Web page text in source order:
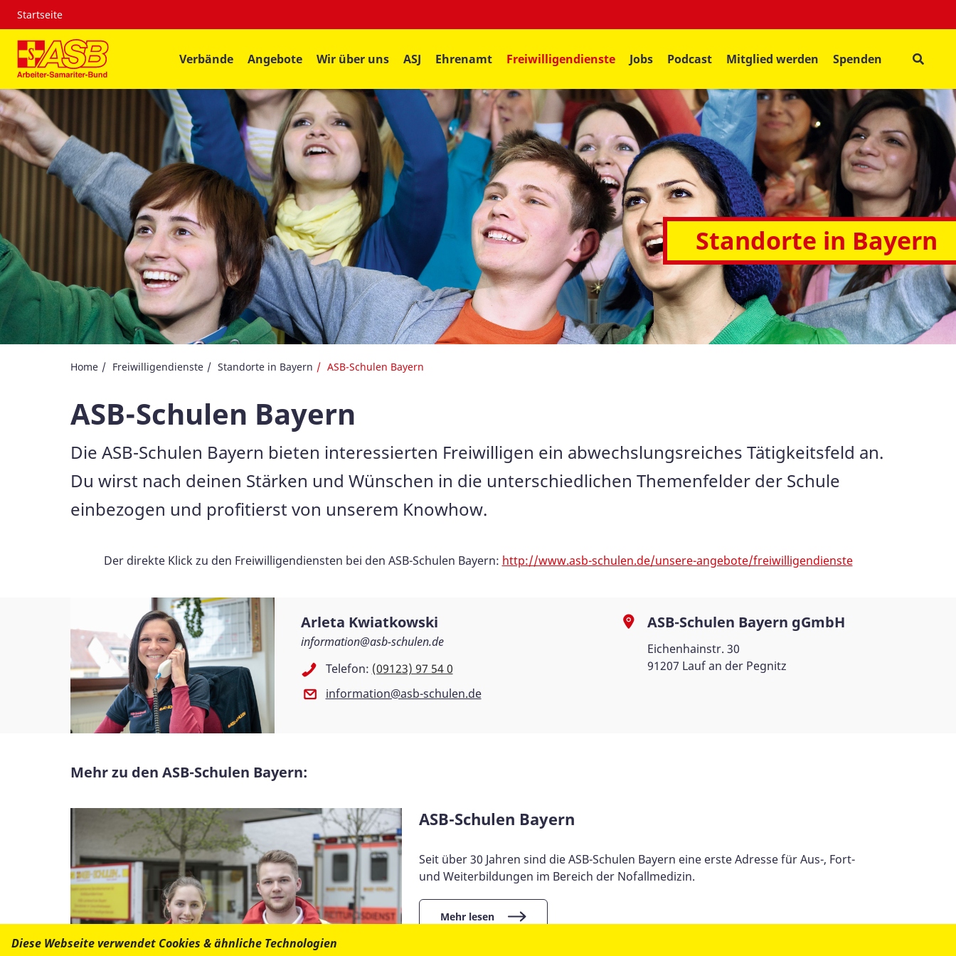
Startseite
Verbände Angebote Wir über uns ASJ Ehrenamt Freiwilligendienste Jobs Podcast Mitglied werden Spenden
Standorte in Bayern
Home Freiwilligendienste Standorte in Bayern ASB-Schulen Bayern
ASB-Schulen Bayern
Die ASB-Schulen Bayern bieten interessierten Freiwilligen ein abwechslungsreiches Tätigkeitsfeld an.
Du wirst nach deinen Stärken und Wünschen in die unterschiedlichen Themenfelder der Schule
einbezogen und profitierst von unserem Knowhow.
Der direkte Klick zu den Freiwilligendiensten bei den ASB-Schulen Bayern: http://www.asb-schulen.de/unsere-angebote/freiwilligendienste
Arleta Kwiatkowski
information@asb-schulen.de
Telefon: (09123) 97 54 0
information@asb-schulen.de
ASB-Schulen Bayern gGmbH
Eichenhainstr. 30
91207 Lauf an der Pegnitz
Mehr zu den ASB-Schulen Bayern:
ASB-Schulen Bayern
Seit über 30 Jahren sind die ASB-Schulen Bayern eine erste Adresse für Aus-, Fort-
und Weiterbildungen im Bereich der Nofallmedizin.
Mehr lesen
Diese Webseite verwendet Cookies & ähnliche Technologien